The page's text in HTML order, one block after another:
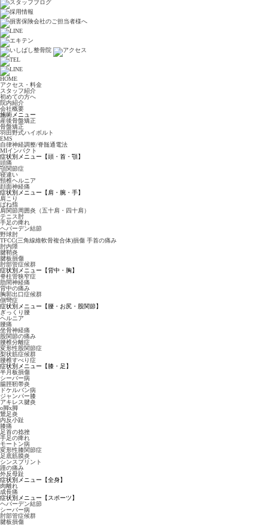
HOME
アクセス・料金
スタッフ紹介
初めての方へ
院内紹介
会社概要
施術メニュー
産後骨盤矯正
骨盤矯正
羽田野式ハイボルト
EMS
自律神経調整/脊髄通電法
MIインパクト
症状別メニュー【頭・首・顎】
頭痛
顎関節症
寝違い
頸椎ヘルニア
顔面神経痛
症状別メニュー【肩・腕・手】
肩こり
ばね指
肩関節周囲炎（五十肩・四十肩）
テニス肘
手足の痺れ
ヘバーデン結節
野球肘
TFCC(三角線維軟骨複合体)損傷 手首の痛み
肘内障
腱鞘炎
腱板損傷
肘部管症候群
症状別メニュー【背中・胸】
脊柱管狭窄症
肋間神経痛
背中の痛み
胸郭出口症候群
側彎症
症状別メニュー【腰・お尻・股関節】
ぎっくり腰
ヘルニア
腰痛
坐骨神経痛
股関節の痛み
腰椎分離症
変形性股関節症
梨状筋症候群
腰椎すべり症
症状別メニュー【膝・足】
半月板損傷
シーバー病
腸脛靭帯炎
ドケルバン病
ジャンパー膝
アキレス腱炎
o脚x脚
鵞足炎
内反小趾
膝痛
足首の捻挫
手足の痺れ
モートン病
変形性膝関節症
足底筋膜炎
シンスプリント
踵の痛み
外反母趾
症状別メニュー【全身】
肉離れ
成長痛
症状別メニュー【スポーツ】
ヘバーデン結節
シーバー病
肘部管症候群
腱板損傷